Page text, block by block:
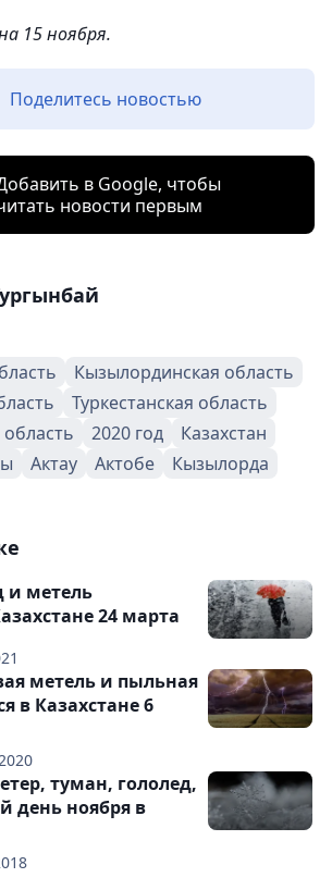
15 ноября.
Поделитесь новостью
в Google, чтобы
новости первым
Кызылординская область
Туркестанская область
2020 год
Казахстан
Актау Актобе
Кызылорда
и метель
24 марта
метель и пыльная
в Казахстане 6
туман, гололед,
день ноября в